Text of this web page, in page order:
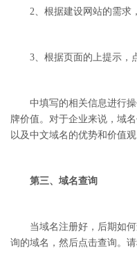
2、根据建设网站的需求，
3、根据页面的上提示，点
中填写的相关信息进行操
牌价值。对于企业来说，域
以及中文域名的优势和价值观
第三、域名查询
当域名注册好，后期如何
询的域名，然后点击查询。